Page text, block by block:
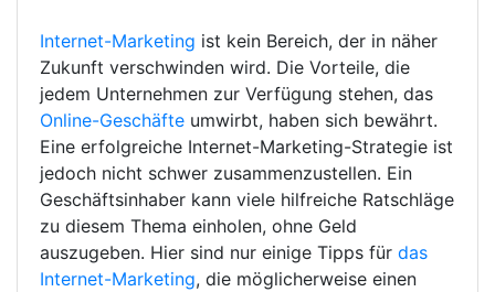
Internet-Marketing ist kein Bereich, der in näher
Zukunft verschwinden wird. Die Vorteile, die
jedem Unternehmen zur Verfügung stehen, das
Online-Geschäfte umwirbt, haben sich bewährt.
Eine erfolgreiche Internet-Marketing-Strategie ist
jedoch nicht schwer zusammenzustellen. Ein
Geschäftsinhaber kann viele hilfreiche Ratschläge
zu diesem Thema einholen, ohne Geld
auszugeben. Hier sind nur einige Tipps für das
Internet-Marketing, die möglicherweise einen